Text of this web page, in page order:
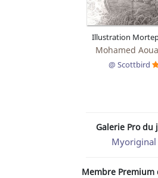
Illustration
Mohamed
@ Scottbird
Galerie Pro du
Myoriginal
Membre Premium